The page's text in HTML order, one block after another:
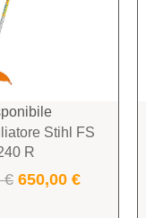
Stihl FS
R
€ 650,00 €